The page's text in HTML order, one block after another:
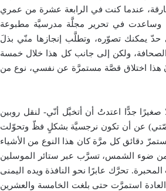
عندما كنت في الرابعة عشرة من عمري
وساعدت في تحرير مجلَّة مدرسيَّة مطبوعة
يمكنك تصوّره، وتطلَّب إنجازها منّي بذلَ
ولكن إلى جانب كل هذا خلال خمسة
هذا اختلاق قصَّة مستمرَّة عن نفسي، نوع من
جدًّا اعتدتُ أن أتخيَّل أنّي- لنقل روبين
عن أن تكون نرجسيَّة بشكلٍ فظّ وتحوّلت
دقائق كل مرَّة كان هذا النوع من الأشياء
ضوء الشمس، تسرَّب عبر ستائر الموسلين
تحرَّك عابرًا نحو النافذة ويده اليمنى
استمرَّت حتى بلغت الخامسة والعشرين